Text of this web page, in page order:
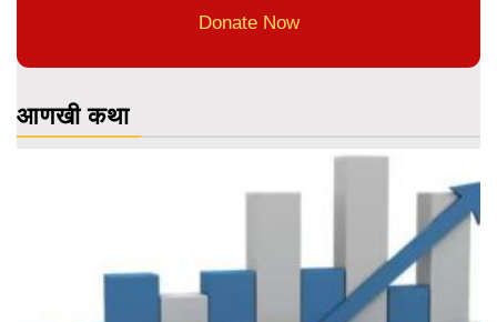
Donate Now
आणखी कथा